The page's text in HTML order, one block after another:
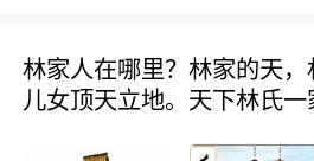
林家人在哪里？林家的天
儿女顶天立地。天下林氏一